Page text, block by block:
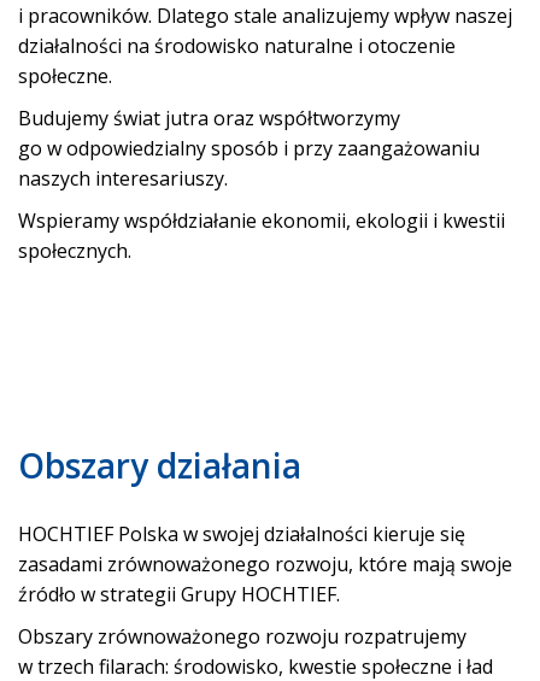
i pracowników. Dlatego stale analizujemy wpływ naszej
działalności na środowisko naturalne i otoczenie
społeczne.
Budujemy świat jutra oraz współtworzymy
go w odpowiedzialny sposób i przy zaangażowaniu
naszych interesariuszy.
Wspieramy współdziałanie ekonomii, ekologii i kwestii
społecznych.
Obszary działania
HOCHTIEF Polska w swojej działalności kieruje się
zasadami zrównoważonego rozwoju, które mają swoje
źródło w strategii Grupy HOCHTIEF.
Obszary zrównoważonego rozwoju rozpatrujemy
w trzech filarach: środowisko, kwestie społeczne i ład